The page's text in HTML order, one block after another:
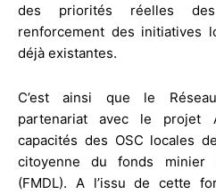
des priorités réelles
renforcement des initiatives
déjà existantes.
C’est ainsi que le
partenariat avec le projet
capacités des OSC locales
citoyenne du fonds minier
(FMDL). A l’issu de cette